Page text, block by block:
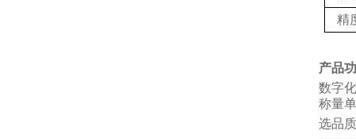
精
产品
数字
称量
选品